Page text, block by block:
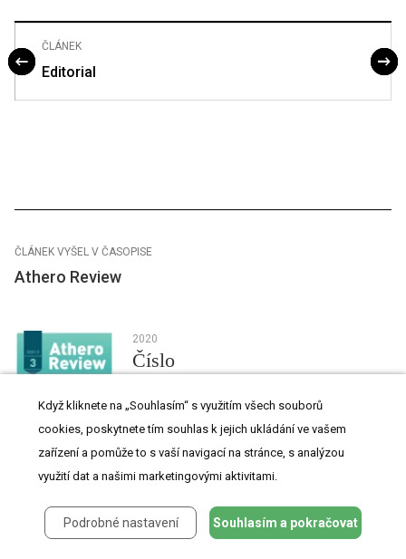
ČLÁNEK
Editorial
ČLÁNEK VYŠEL V ČASOPISE
Athero Review
2020
Číslo
Všechny články tohoto čísla
Když kliknete na „Souhlasím“ s využitím všech souborů
cookies, poskytnete tím souhlas k jejich ukládání ve vašem
zařízení a pomůže to s vaší navigací na stránce, s analýzou
využití dat a našimi marketingovými aktivitami.
Podrobné nastavení Souhlasím a pokračovat